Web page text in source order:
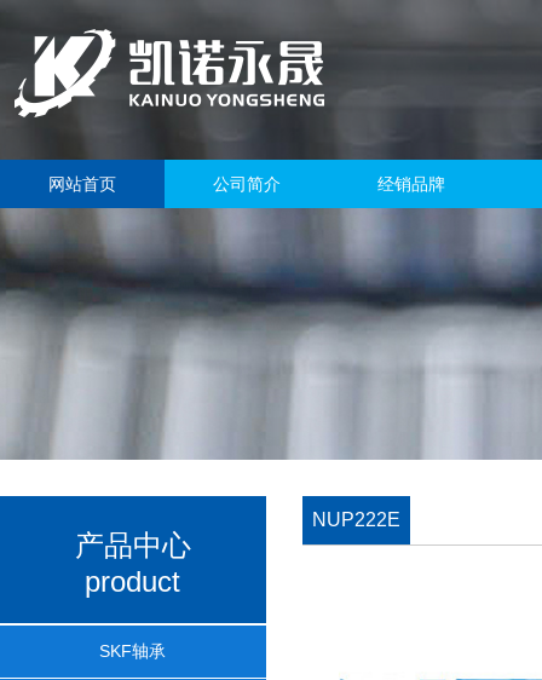
网站首页 公司简介 经销品牌
产品中心
product
SKF轴承
NUP222E